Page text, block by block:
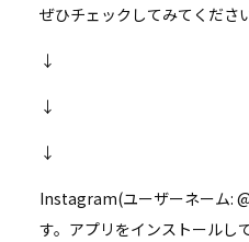
ぜひチェックしてみてくださ
↓
↓
↓
Instagram(ユーザーネーム:
す。アプリをインストールし